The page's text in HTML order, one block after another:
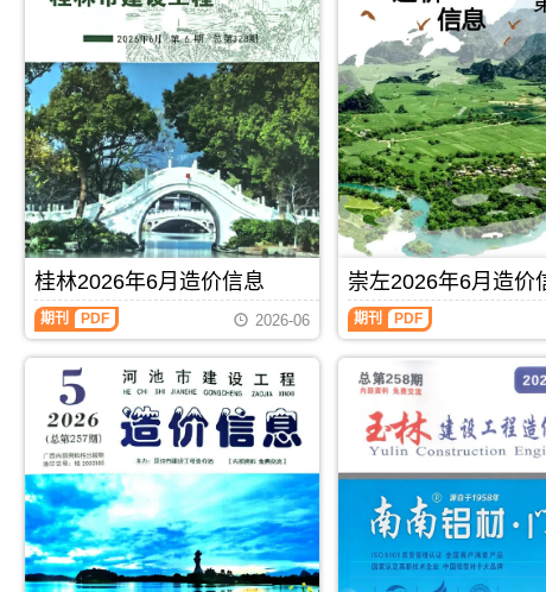
描
PDF，
属
于
百
色
市
工
程
材
料
汇
编，
用
工
程
材
料
价
格
纠
纷
PDF，
属
于
北
海
市
工
程
合
同
材
料
核
定
价，
用
于
程
林
设
工
程
造
价
信
息）
期
刊，
由
玉
林
市
程
造
价
信
息
网
发
布，
信
（来
宾
建
设
工
程
造
价
信
息）
刊，
由
来
宾
市
建
价
桂林2026年6月造价信息
桂
林
造
价
信
息
（桂
林
建
设
期刊 PDF 2026-06
崇左2026年6月造价
崇
左
信
（崇
期刊 PDF